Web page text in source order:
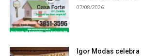
07/08/2026
Igor Modas